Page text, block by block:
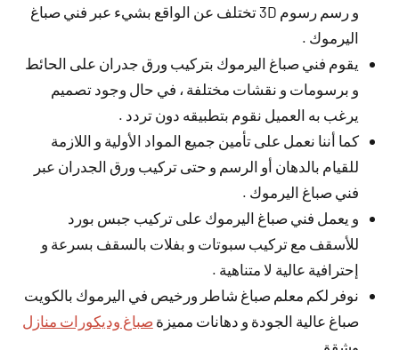
و رسم رسوم 3D تختلف عن الواقع بشيء عبر فني صباغ
اليرموك .
يقوم فني صباغ اليرموك بتركيب ورق جدران على الحائط
و برسومات و نقشات مختلفة ، في حال وجود تصميم
يرغب به العميل نقوم بتطبيقه دون تردد .
كما أننا نعمل على تأمين جميع المواد الأولية و اللازمة
للقيام بالدهان أو الرسم و حتى تركيب ورق الجدران عبر
فني صباغ اليرموك .
و يعمل فني صباغ اليرموك على تركيب جبس بورد
للأسقف مع تركيب سبوتات و بفلات بالسقف بسرعة و
إحترافية عالية لا متناهية .
نوفر لكم معلم صباغ شاطر ورخيص في اليرموك بالكويت
صباغ عالية الجودة و دهانات مميزةصباغ وديكورات منازل
وشقق.